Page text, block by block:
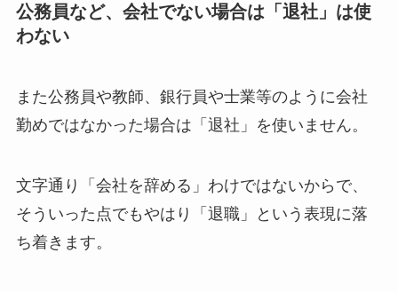
公務員など、会社でない場合は「退社」は使
わない
また公務員や教師、銀行員や士業等のように会社
勤めではなかった場合は「退社」を使いません。
文字通り「会社を辞める」わけではないからで、
そういった点でもやはり「退職」という表現に落
ち着きます。